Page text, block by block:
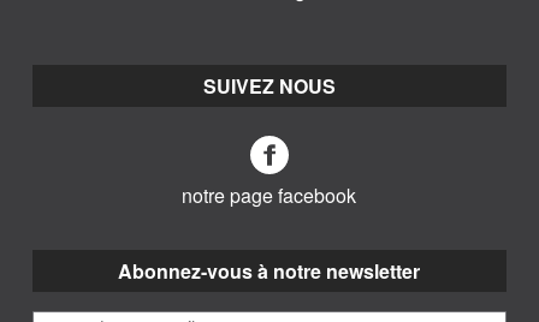
SUIVEZ NOUS
notre page facebook
Abonnez-vous à notre newsletter